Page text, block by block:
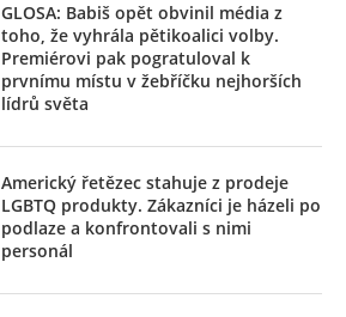
GLOSA: Babiš opět obvinil média z
toho, že vyhrála pětikoalici volby.
Premiérovi pak pogratuloval k
prvnímu místu v žebříčku nejhorších
lídrů světa
Americký řetězec stahuje z prodeje
LGBTQ produkty. Zákazníci je házeli po
podlaze a konfrontovali s nimi
personál